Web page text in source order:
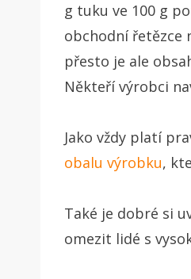
g tuku ve 100 g
obchodní řetězce
přesto je ale
Někteří výrobci
Jako vždy platí
obalu výrobku,
Také je dobré si
omezit lidé s